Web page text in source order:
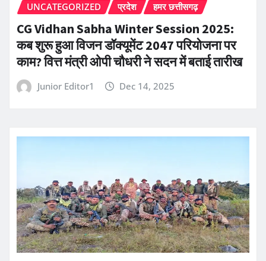
UNCATEGORIZED प्रदेश हमर छत्तीसगढ़
CG Vidhan Sabha Winter Session 2025:
कब शुरू हुआ विजन डॉक्यूमेंट 2047 परियोजना पर
काम? वित्त मंत्री ओपी चौधरी ने सदन में बताई तारीख
Junior Editor1 Dec 14, 2025